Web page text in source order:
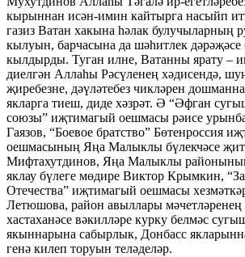
кырыннан исән-имин кайтырга насыйп
газиз Ватан хакына һәлак булучыларның
кылуын, барчасына да шәһитлек дәрәҗәсе
кылдырды. Туган илне, Ватанны ярату –
диелгән Аллаһы Рәсүленең хәдисендә,
җиребезне, дәүләтебез чикләрен
якларга тиеш, диде хәзрәт. Ә “Әфган
союзы” иҗтимагый оешмасы рәисе
Гаязов, “Боевое братство” Бөтенроссия
оешмасының Яңа Малыклы бүлекчәсе
Мифтахутдинов, Яңа Малыклы
яклау бүлеге мөдире Виктор Крымкин,
Отечества” иҗтимагый оешмасы
Летюшова, район авыллары
хастаханәсе вәкилләре курку белмәс
якыннарына сабырлык, Донбасс
генә килеп торуын теләделәр.